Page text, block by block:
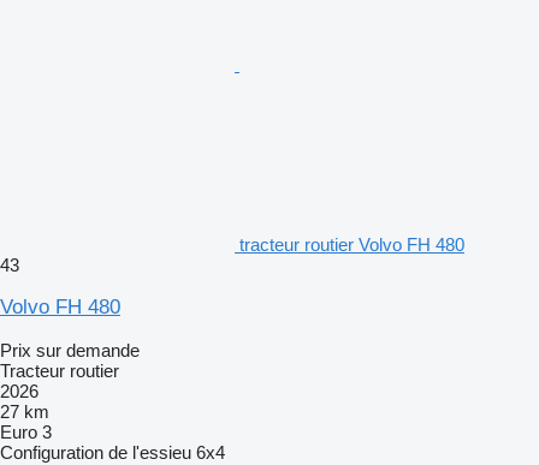
tracteur routier Volvo FH 480
43
Volvo FH 480
Prix sur demande
Tracteur routier
2026
27 km
Euro 3
Configuration de l'essieu 6x4